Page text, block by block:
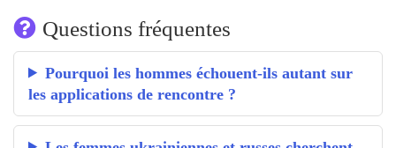
Questions fréquentes
Pourquoi les hommes échouent-ils autant sur
les applications de rencontre ?